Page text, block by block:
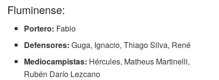
Fluminense:
Portero: Fabio
Defensores: Guga, Ignacio, Thiago Silva, René
Mediocampistas: Hércules, Matheus Martinelli,
Rubén Darío Lezcano